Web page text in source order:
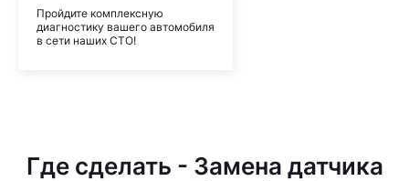
Пройдите комплексную
диагностику вашего автомобиля
в сети наших СТО!
Где сделать - Замена датчика